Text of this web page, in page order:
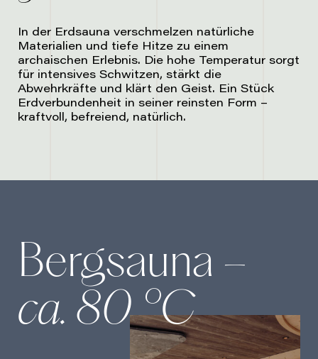
In der Erdsauna verschmelzen natürliche
Materialien und tiefe Hitze zu einem
archaischen Erlebnis. Die hohe Temperatur sorgt
für intensives Schwitzen, stärkt die
Abwehrkräfte und klärt den Geist. Ein Stück
Erdverbundenheit in seiner reinsten Form –
kraftvoll, befreiend, natürlich.
Bergsauna –
ca. 80 °C